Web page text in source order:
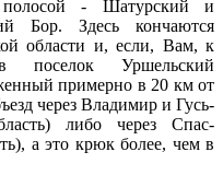
- Шатурский и
Бор. Здесь кончаются
области и, если, Вам, к
Уршельский
примерно в 20 км от
через Владимир и Гусь-
либо через Спас-
а это крюк более, чем в